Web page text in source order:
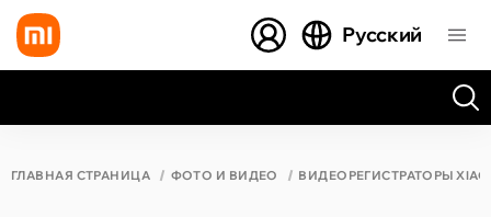
Русский
ГЛАВНАЯ СТРАНИЦА ФОТО И ВИДЕО ВИДЕОРЕГИСТРАТОРЫ